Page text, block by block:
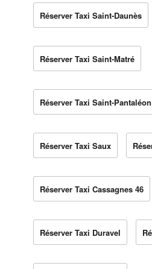
Réserver Taxi Saint-Daunès
Réserver Taxi Saint-Matré
Réserver Taxi Saint-Pantaléon
Réserver Taxi Saux
Réserver Taxi Cassagnes 46
Réserver Taxi Duravel